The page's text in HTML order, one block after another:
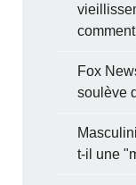
Fox
soulève
t-il une